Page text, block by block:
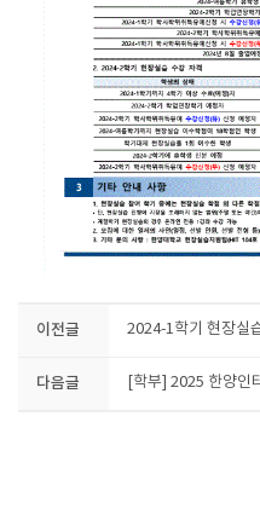
이전글 2024-1학기 현장실
다음글 [학부] 2025 한양인